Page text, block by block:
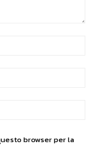
browser per la